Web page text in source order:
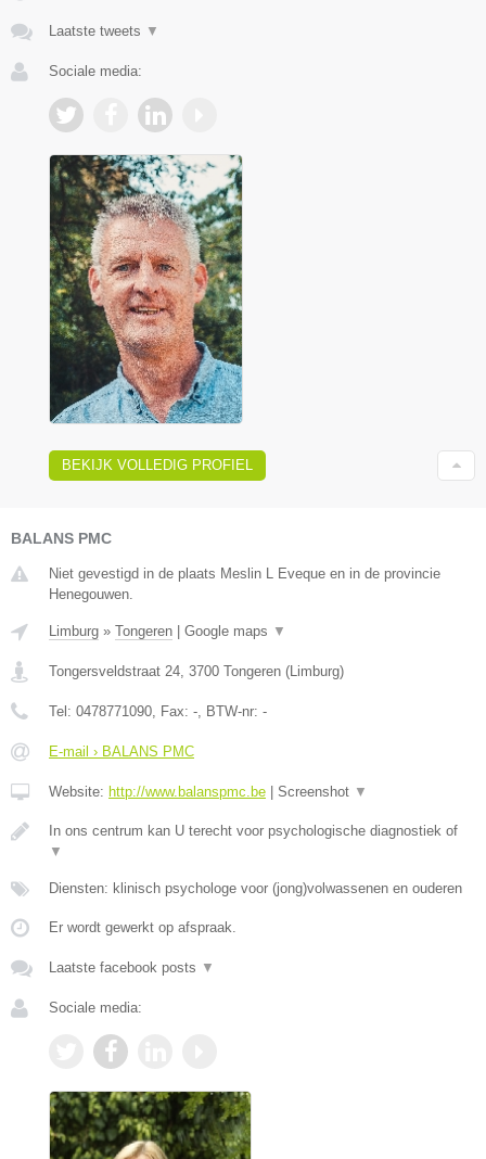
Laatste tweets ▼
Sociale media:
BEKIJK VOLLEDIG PROFIEL
BALANS PMC
Niet gevestigd in de plaats Meslin L Eveque en in de provincie
Henegouwen.
Limburg » Tongeren Google maps ▼
Tongersveldstraat 24, 3700 Tongeren (Limburg)
Tel: 0478771090, Fax: -, BTW-nr: -
E-mail › BALANS PMC
Website: http://www.balanspmc.be Screenshot ▼
In ons centrum kan U terecht voor psychologische diagnostiek of
▼
Diensten: klinisch psychologe voor (jong)volwassenen en ouderen
Er wordt gewerkt op afspraak.
Laatste facebook posts ▼
Sociale media: